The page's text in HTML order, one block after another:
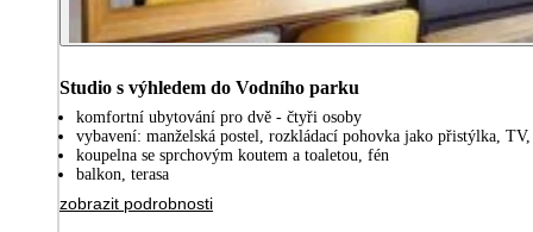
Studio s výhledem do Vodního parku
komfortní ubytování pro dvě - čtyři osoby
vybavení: manželská postel, rozkládací pohovka jako přistýlka,
koupelna se sprchovým koutem a toaletou, fén
balkon, terasa
zobrazit podrobnosti